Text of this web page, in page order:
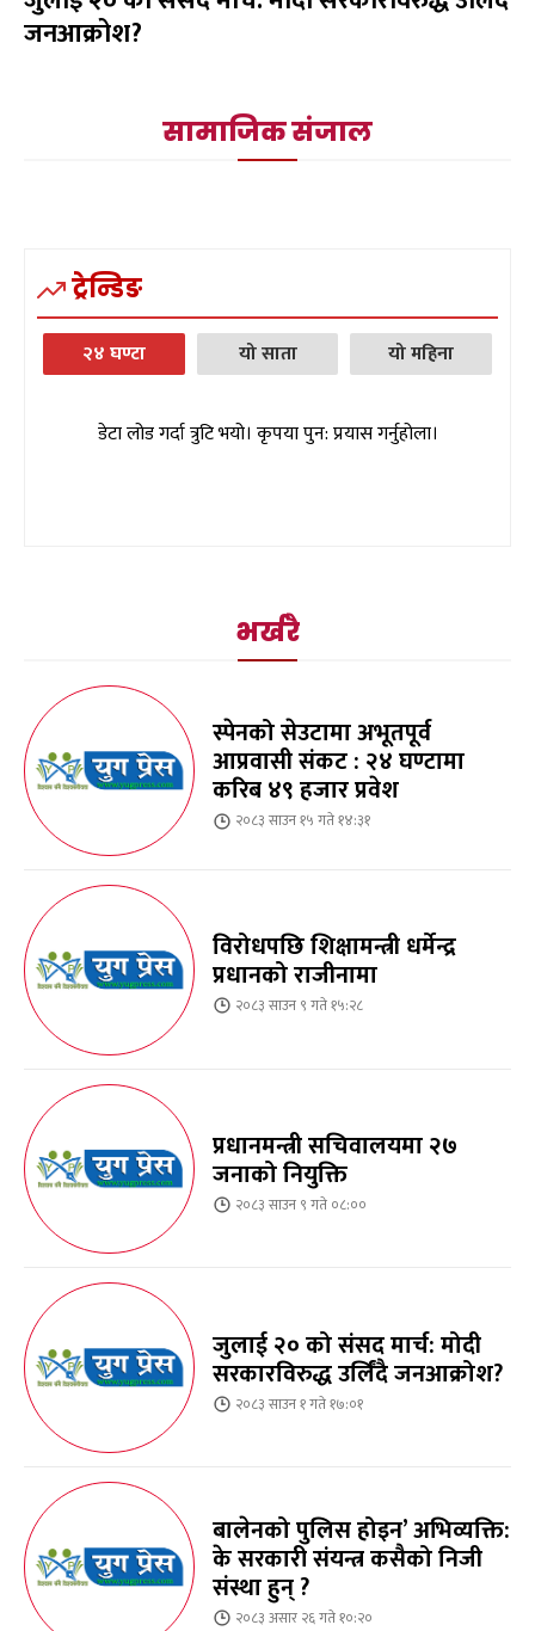
जनआक्रोश?
सामाजिक संजाल
ट्रेन्डिङ
२४ घण्टा यो साता यो महिना
डेटा लोड गर्दा त्रुटि भयो। कृपया पुन: प्रयास गर्नुहोला।
भर्खरै
स्पेनको सेउटामा अभूतपूर्व
आप्रवासी संकट : २४ घण्टामा
करिब ४९ हजार प्रवेश
२०८३ साउन १५ गते १४:३१
विरोधपछि शिक्षामन्त्री धर्मेन्द्र
प्रधानको राजीनामा
२०८३ साउन ९ गते १५:२८
प्रधानमन्त्री सचिवालयमा २७
जनाको नियुक्ति
२०८३ साउन ९ गते ०८:००
जुलाई २० को संसद मार्च: मोदी
सरकारविरुद्ध उर्लिंदै जनआक्रोश?
२०८३ साउन १ गते १७:०१
बालेनको पुलिस होइन’ अभिव्यक्ति:
के सरकारी संयन्त्र कसैको निजी
संस्था हुन् ?
२०८३ असार २६ गते १०:२०